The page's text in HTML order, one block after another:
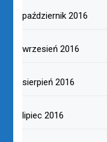
październik 2016
wrzesień 2016
sierpień 2016
lipiec 2016